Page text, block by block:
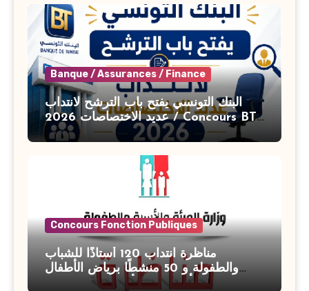
Banque / Assurances / Finance
البنك التونسي يفتح باب الترشح لانتداب
عديد الاختصاصات 2026 / Concours BT
Banque de Tunisie 2026
Concours Fonction Publiques
مناظرة انتداب 120 أستاذًا للشباب
والطفولة و 50 منشطًا برياض الأطفال
بوزارة الأسرة والمرأة والطفولة وكبار